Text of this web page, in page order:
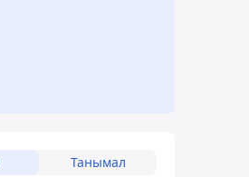
Танымал